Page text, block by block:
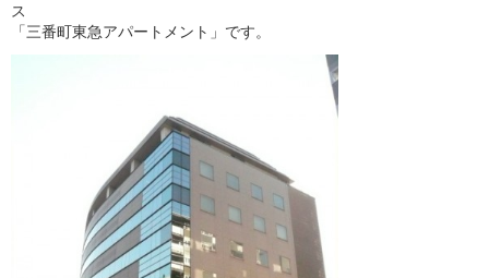
ス
「三番町東急アパートメント」です。